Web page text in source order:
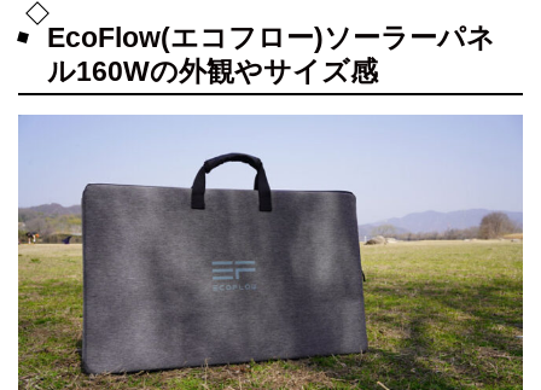
EcoFlow(エコフロー)ソーラーパネ
ル160Wの外観やサイズ感